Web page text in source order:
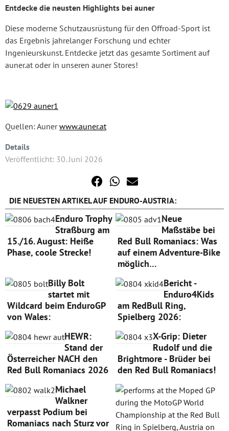
Entdecke die neusten Highlights bei auner
Diese moderne Schutzausrüstung für den Offroad-Sport ist
das Ergebnis jahrelanger Forschung und echter
Ingenieurskunst. Entdecke jetzt das gesamte Sortiment auf
auner.at oder in unseren auner Stores!
Quellen: Aunerwww.auner.at
Details
Veröffentlicht: 30. Juni 2026
DIE NEUESTEN ARTIKEL AUF ENDURO-AUSTRIA:
Enduro Trophy
Straßburg am
15./16. August: Heiße
Phase, coole Strecke!
Neue
Maßstäbe bei
Red Bull Romaniacs: Was
auf einem Adventure-Bike
möglich…
Billy Bolt
startet mit
Wildcard beim EnduroGP
von Wales:
Bericht -
Enduro4Kids
am RedBull Ring,
Spielberg 2026:
HEWR:
Stand der
Österreicher NACH den
Red Bull Romaniacs 2026
X-Grip: Dieter
Rudolf und die
Brightmore - Brüder bei
den Red Bull Romaniacs!
Michael
Walkner
verpasst Podium bei
Romaniacs nach Sturz vor